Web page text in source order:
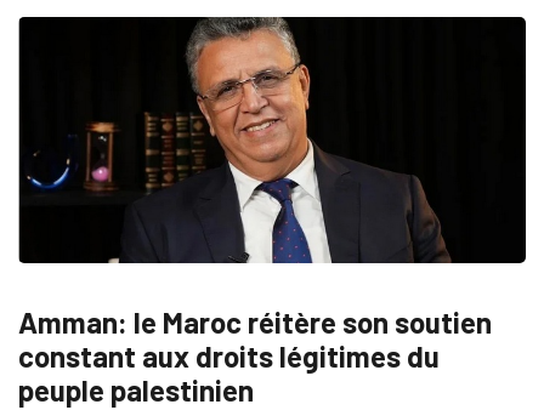
Amman: le Maroc réitère son soutien
constant aux droits légitimes du
peuple palestinien